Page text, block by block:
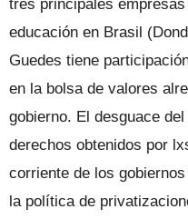
tres principales
educación en Brasil
Guedes tiene
en la bolsa de valores
gobierno. El desguace
derechos obtenidos por
corriente de los
la política de